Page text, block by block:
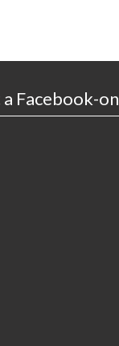
Facebook-on